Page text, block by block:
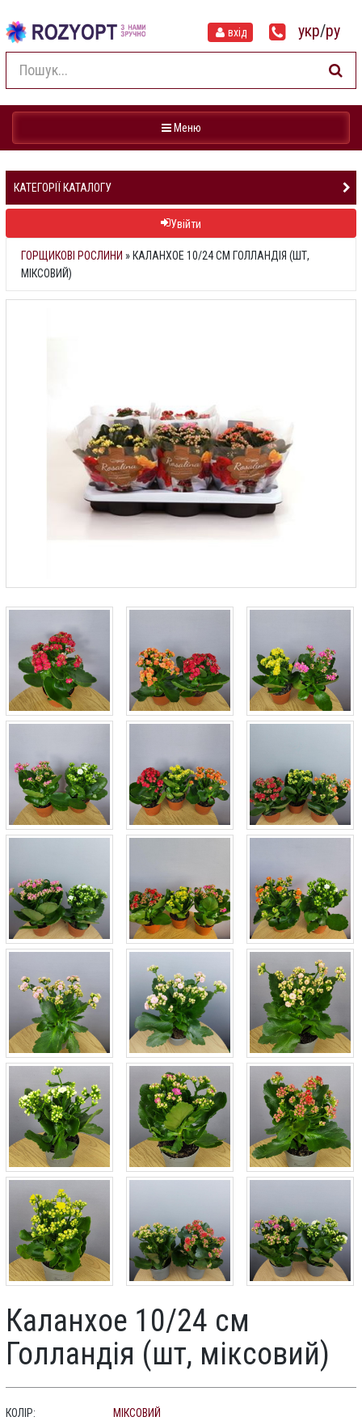
вхід укр/ру
Навігація
Меню
КАТЕГОРІЇ КАТАЛОГУ
Увійти
ГОРЩИКОВІ РОСЛИНИ » КАЛАНХОЕ 10/24 СМ ГОЛЛАНДІЯ (ШТ,
МІКСОВИЙ)
Каланхое 10/24 см
Голландія (шт, міксовий)
КОЛІР:
МІКСОВИЙ